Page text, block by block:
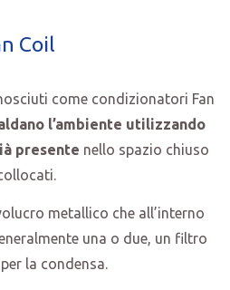
Coil
come condizionatori Fan
l’ambiente utilizzando
presente nello spazio chiuso
metallico che all’interno
una o due, un filtro
la condensa.